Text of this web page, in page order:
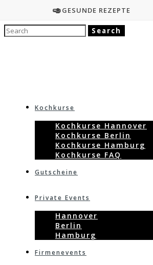
🥑GESUNDE REZEPTE
Kochkurse
Kochkurse Hannover
Kochkurse Berlin
Kochkurse Hamburg
Kochkurse FAQ
Gutscheine
Private Events
Hannover
Berlin
Hamburg
Firmenevents